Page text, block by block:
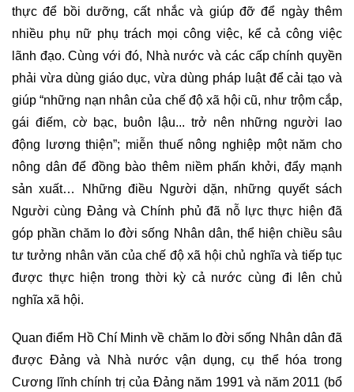
thực để bồi dưỡng, cất nhắc và giúp đỡ để ngày thêm
nhiều phụ nữ phụ trách mọi công việc, kể cả công việc
lãnh đạo. Cùng với đó, Nhà nước và các cấp chính quyền
phải vừa dùng giáo dục, vừa dùng pháp luật để cải tạo và
giúp “những nạn nhân của chế độ xã hội cũ, như trộm cắp,
gái điếm, cờ bạc, buôn lậu... trở nên những người lao
động lương thiện”; miễn thuế nông nghiệp một năm cho
nông dân để đồng bào thêm niềm phấn khởi, đẩy mạnh
sản xuất… Những điều Người dặn, những quyết sách
Người cùng Đảng và Chính phủ đã nỗ lực thực hiện đã
góp phần chăm lo đời sống Nhân dân, thể hiện chiều sâu
tư tưởng nhân văn của chế độ xã hội chủ nghĩa và tiếp tục
được thực hiện trong thời kỳ cả nước cùng đi lên chủ
nghĩa xã hội.
Quan điểm Hồ Chí Minh về chăm lo đời sống Nhân dân đã
được Đảng và Nhà nước vận dụng, cụ thể hóa trong
Cương lĩnh chính trị của Đảng năm 1991 và năm 2011 (bổ